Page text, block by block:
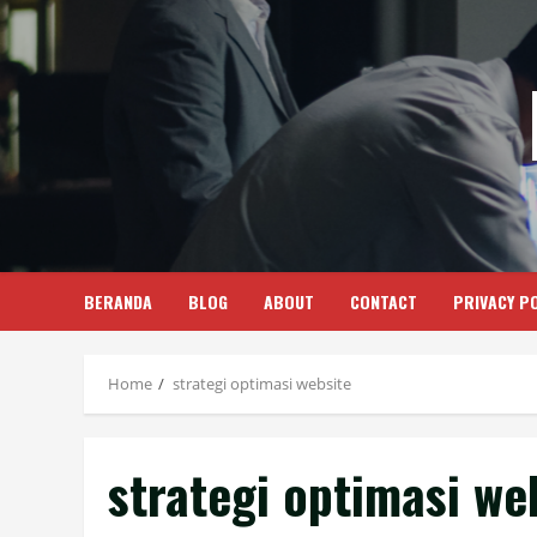
Skip
content
BERANDA BLOG ABOUT CONTACT PRIVACY
Home strategi optimasi website
strategi optimasi